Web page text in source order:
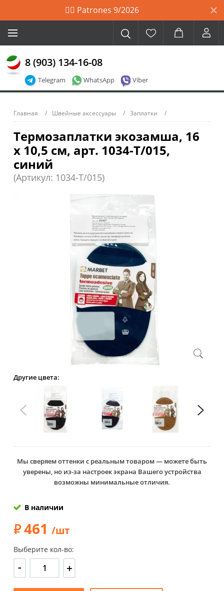
🙋‍♀️ Patrones 9/2026
Telegram WhatsApp Viber
8 (903) 134-16-08
Главная Швейные аксессуары Заплатки
Термозаплатки экозамша, 16
х 10,5 см, арт. 1034-Т/015,
синий
(Артикул: 1034-T/015)
Другие цвета:
Мы сверяем оттенки с реальным товаром — можете быть
уверены, но из-за настроек экрана Вашего устройства
возможны минимальные отличия.
В наличии
461 /шт
Выберите кол-во:
- +